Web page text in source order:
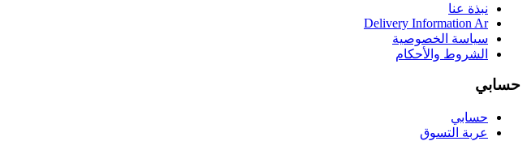
نبذة عنا
Delivery Information Ar
سياسة الخصوصية
الشروط والأحكام
حسابي
حسابي
عربة التسوق